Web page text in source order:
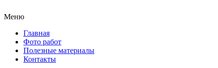
Меню
Главная
Фото работ
Полезные материалы
Контакты